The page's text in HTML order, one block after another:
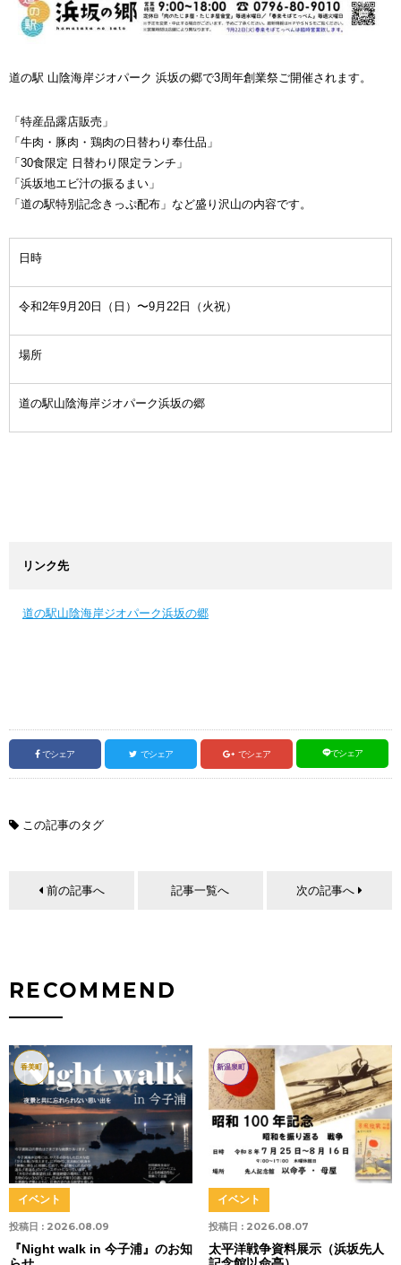
道の駅 山陰海岸ジオパーク 浜坂の郷で3周年創業祭ご開催されます。
「特産品露店販売」
「牛肉・豚肉・鶏肉の日替わり奉仕品」
「30食限定 日替わり限定ランチ」
「浜坂地エビ汁の振るまい」
「道の駅特別記念きっぷ配布」など盛り沢山の内容です。
日時
令和2年9月20日（日）〜9月22日（火祝）
場所
道の駅山陰海岸ジオパーク浜坂の郷
リンク先
道の駅山陰海岸ジオパーク浜坂の郷
でシェア でシェア でシェア でシェア
この記事のタグ
前の記事へ 記事一覧へ 次の記事へ
RECOMMEND
香美町
投稿日 : 2026.08.09
イベント
『Night walk in 今子浦』のお知
新温泉町
投稿日 : 2026.08.07
イベント
太平洋戦争資料展示（浜坂先人